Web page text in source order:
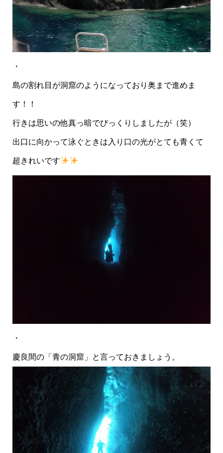
・
島の割れ目が洞窟のようになっており奥まで進めま
す！！
行きは思いの他真っ暗でびっくりしましたが（笑）
出口に向かって泳ぐときは入り口の光がとても青くて
超きれいです
・
慶良間の「青の洞窟」と言っておきましょう。